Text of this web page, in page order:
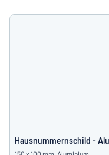
Hausnummernschild -